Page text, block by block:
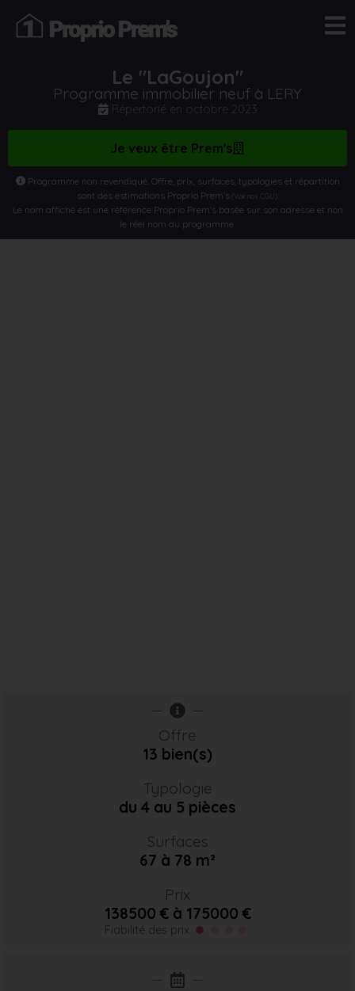
Le "LaGoujon"
Programme immobilier neuf à LERY
Répertorié en octobre 2023
Je veux être Prem's
Programme non revendiqué. Offre, prix, surfaces, typologies et répartition
sont des estimations Proprio Prem’s(Voir nos CGU)
Le nom affiché est une référence Proprio Prem’s basée sur son adresse et non
le réel nom du programme.
Offre
13 bien(s)
Typologie
du 4 au 5 pièces
Surfaces
67 à 78 m²
Prix
138500 € à 175000 €
Fiabilité des prix